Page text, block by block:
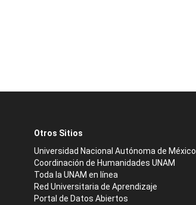
Otros Sitios
Universidad Nacional Autónoma de México
Coordinación de Humanidades UNAM
Toda la UNAM en línea
Red Universitaria de Aprendizaje
Portal de Datos Abiertos